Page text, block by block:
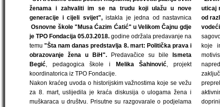
ženama i zahvaliti im se na trudu koji ulažu u nove
generacije i cijeli svijet", istakla je jedna od nastavnica
Osnovne škole "Musa Ćazim Ćatić" u Velikom Čajnu gdje
je TPO Fondacija 05.03.2018. godine održala predavanje na
temu"Šta nam danas predstavlja 8. mart: Politička prava i
obrazovanje žena u BiH". Predavačice su bile
Ismeta
Begić, pedagogica škole i Melika Šahinović, projekt
koordinatorica iz TPO Fondacije.
Nakon kraćeg uvoda o historijskim važnostima koje se vežu
za 8. mart, uslijedila je kraća diskusija o ulogama žena i
muškaraca u društvu. Prisutne su razgovarale o podjelama
uticaj
od
koje